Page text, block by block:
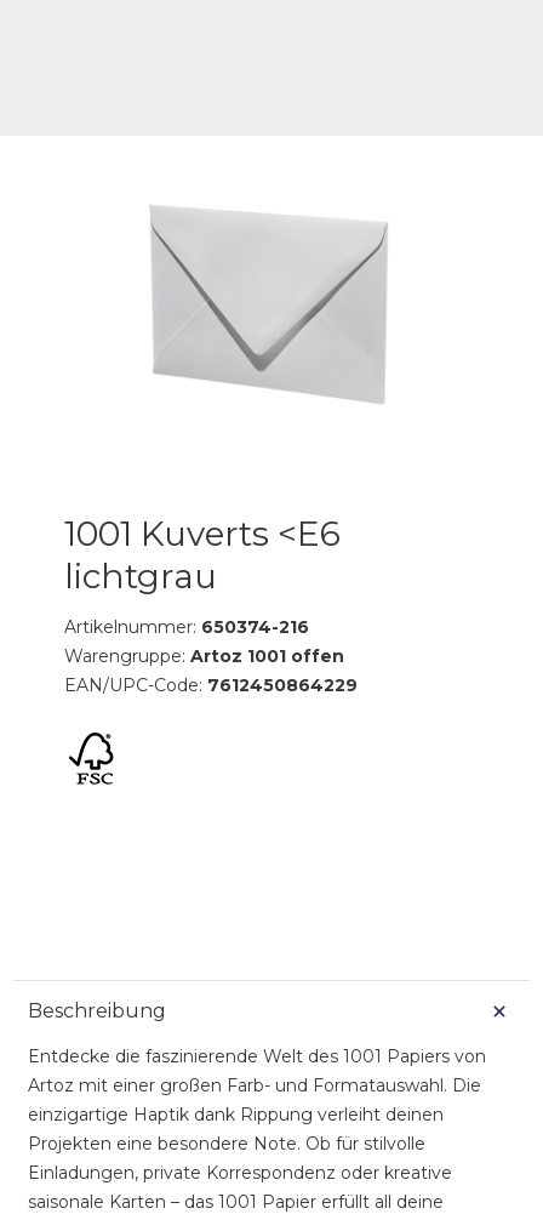
1001 Kuverts <E6
lichtgrau
Artikelnummer: 650374-216
Warengruppe:Artoz 1001 offen
EAN/UPC-Code: 7612450864229
Beschreibung
Entdecke die faszinierende Welt des 1001 Papiers von
Artoz mit einer großen Farb- und Formatauswahl. Die
einzigartige Haptik dank Rippung verleiht deinen
Projekten eine besondere Note. Ob für stilvolle
Einladungen, private Korrespondenz oder kreative
saisonale Karten – das 1001 Papier erfüllt all deine